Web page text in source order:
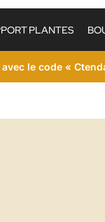
PLANTES
le code «